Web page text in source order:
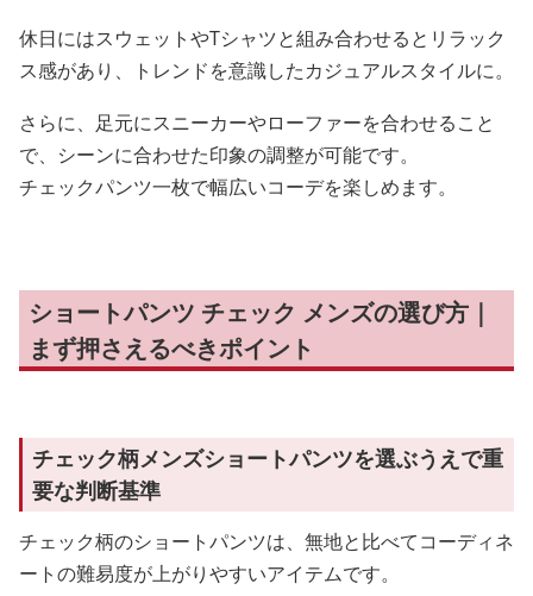
休日にはスウェットやTシャツと組み合わせるとリラック
ス感があり、トレンドを意識したカジュアルスタイルに。
さらに、足元にスニーカーやローファーを合わせること
で、シーンに合わせた印象の調整が可能です。
チェックパンツ一枚で幅広いコーデを楽しめます。
ショートパンツ チェック メンズの選び方｜
まず押さえるべきポイント
チェック柄メンズショートパンツを選ぶうえで重
要な判断基準
チェック柄のショートパンツは、無地と比べてコーディネ
ートの難易度が上がりやすいアイテムです。